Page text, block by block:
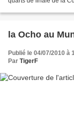
la Ocho au
Publié le 04/07/2010 à
Par TigerF